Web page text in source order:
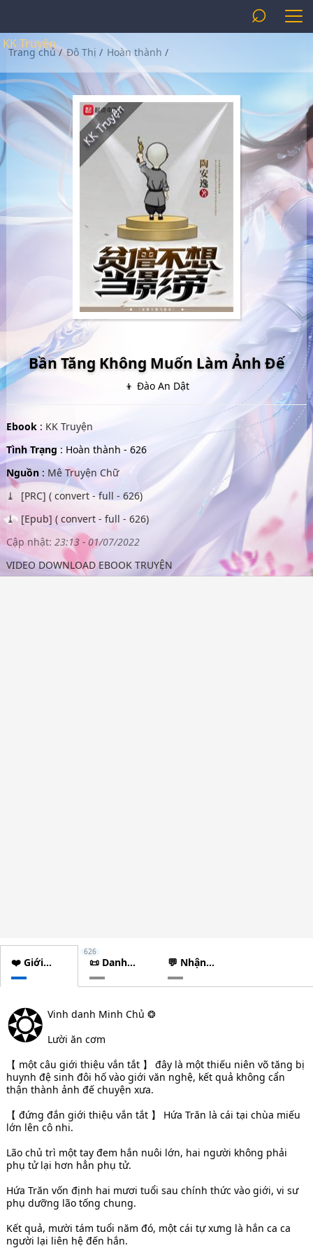
KK Truyện
⌕
Trang chủ/ Đô Thị / Hoàn thành /
Bần Tăng Không Muốn Làm Ảnh Đế
👦 Đào An Dật
Ebook : KK Truyện
Tình Trạng : Hoàn thành - 626
Nguồn: Mê Truyện Chữ
[PRC] ( convert - full - 626)
[Epub] ( convert - full - 626)
Cập nhật: 23:13 - 01/07/2022
VIDEO DOWNLOAD EBOOK TRUYỆN
❤️ Giới
thiệu
📜 Danh
sách
chương
626
💬 Nhận
xét
❂ Vinh danh Minh Chủ ❂
Lười ăn cơm
【 một câu giới thiệu vắn tắt 】 đây là một thiếu niên võ tăng bị
huynh đệ sinh đôi hố vào giới văn nghệ, kết quả không cẩn
thận thành ảnh đế chuyện xưa.
【 đứng đắn giới thiệu vắn tắt 】 Hứa Trăn là cái tại chùa miếu
lớn lên cô nhi.
Lão chủ trì một tay đem hắn nuôi lớn, hai người không phải
phụ tử lại hơn hẳn phụ tử.
Hứa Trăn vốn định hai mươi tuổi sau chính thức vào giới, vi sư
phụ dưỡng lão tống chung.
Kết quả, mười tám tuổi năm đó, một cái tự xưng là hắn ca ca
người lại liên hệ đến hắn.